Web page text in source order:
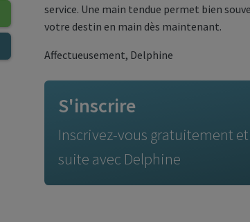
service. Une main tendue permet bien
votre destin en main dès maintenant.
Affectueusement, Delphine
S'inscrire
Inscrivez-vous gratuitement
suite avec Delphine